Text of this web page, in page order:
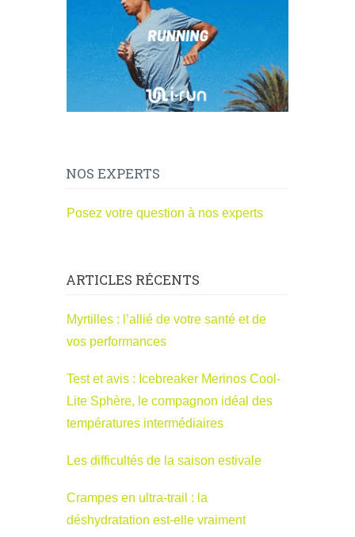
NOS EXPERTS
Posez votre question à nos experts
ARTICLES RÉCENTS
Myrtilles : l’allié de votre santé et de
vos performances
Test et avis : Icebreaker Merinos Cool-
Lite Sphère, le compagnon idéal des
températures intermédiaires
Les difficultés de la saison estivale
Crampes en ultra-trail : la
déshydratation est-elle vraiment